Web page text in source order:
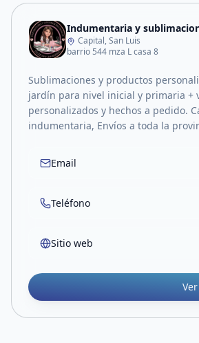
Indumentaria y
Capital, San Luis
barrio 544 mza L casa 8
Sublimaciones y productos
jardín para nivel inicial y primaria +
personalizados y hechos a pedido.
indumentaria, Envíos a toda la
Email
Teléfono
Sitio web